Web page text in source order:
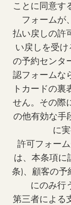
ことに同意す
フォームが
払い戻しの許
い戻しを受け
の予約センタ
認フォームな
トカードの裏
せん。その際
の他有効な手
に
許可フォー
は、本条項に
条)、顧客の予
にのみ行
第三者による